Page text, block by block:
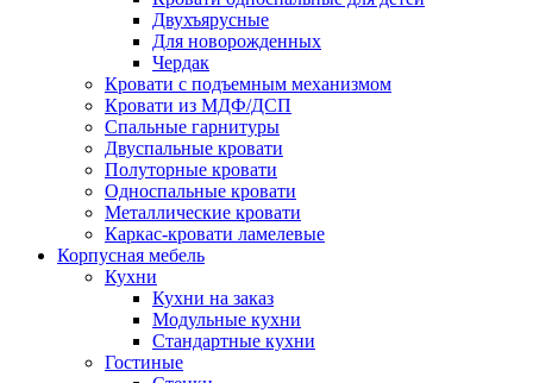
Двухъярусные
Для новорожденных
Чердак
Кровати с подъемным механизмом
Кровати из МДФ/ДСП
Спальные гарнитуры
Двуспальные кровати
Полуторные кровати
Односпальные кровати
Металлические кровати
Каркас-кровати ламелевые
Корпусная мебель
Кухни
Кухни на заказ
Модульные кухни
Стандартные кухни
Гостиные